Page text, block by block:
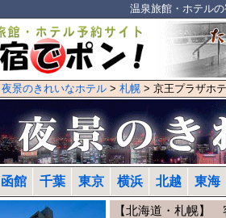
温泉旅館・ホテル
夜景のきれいなホテル > 札幌 > 京王プラザホ
函館 千葉 東京 横浜 北越 東海
【北海道・札幌】